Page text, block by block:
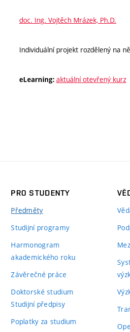
doc. Ing. Vojtěch Mrázek, Ph.D.
Individuální projekt rozdělený na
eLearning: aktuální otevřený kurz
PRO STUDENTY
Předměty
Studijní programy
Harmonogram
akademického roku
Závěrečné práce
Doktorské studium
Studijní předpisy
Poplatky za studium